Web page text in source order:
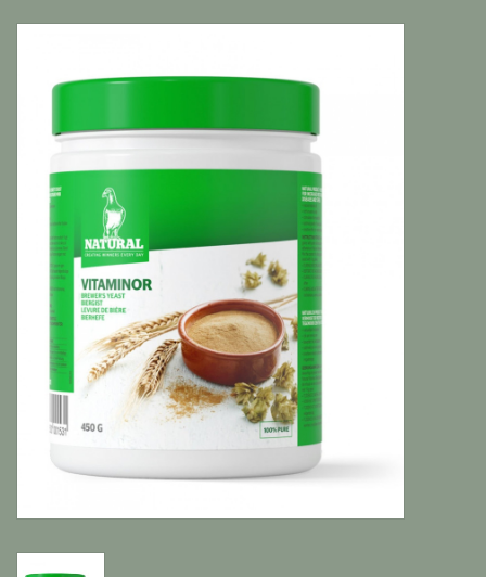
Hoefdieren
Paarden
Diversen producten
Tuin Benodigdheden
Vissen